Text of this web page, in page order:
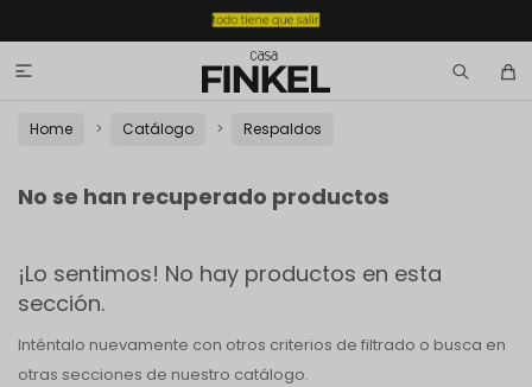

Home Catálogo Respaldos
No se han recuperado productos
¡Lo sentimos! No hay productos en esta
sección.
Inténtalo nuevamente con otros criterios de filtrado o busca en
otras secciones de nuestro catálogo.